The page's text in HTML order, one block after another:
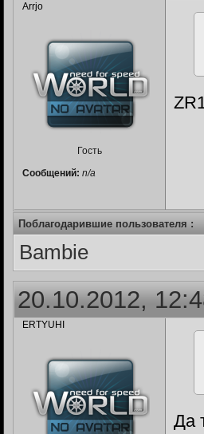
Arrjo
Гость
Сообщений: n/a
Поблагодарившие пользователя :
Bambie
20.10.2012,
ERTYUHI
Да